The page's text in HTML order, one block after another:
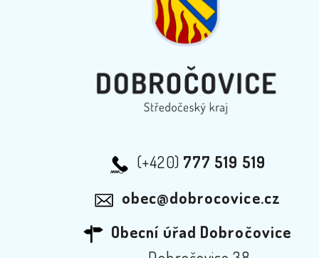
(+420) 777 519 519
obec@dobrocovice.cz
Obecní úřad Dobročovice